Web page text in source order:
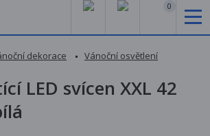
0
dekorace Vánoční osvětlení
LED svícen XXL 42